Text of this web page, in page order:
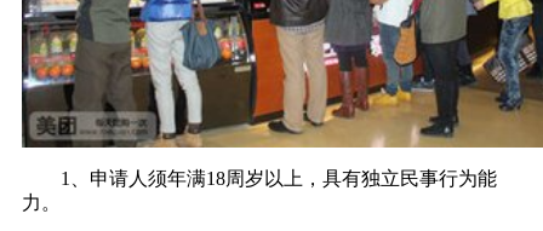
1、申请人须年满18周岁以上，具有独立民事行为能
力。